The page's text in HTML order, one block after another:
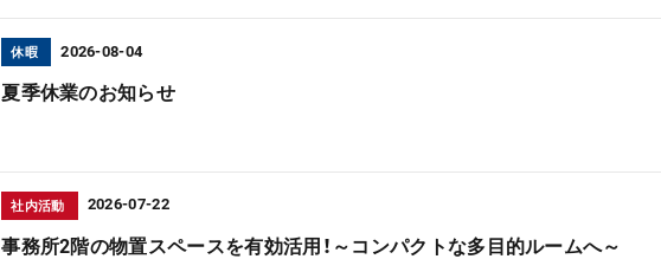
休暇 2026-08-04
夏季休業のお知らせ
社内活動 2026-07-22
事務所2階の物置スペースを有効活用！～コンパクトな多目的ルームへ～